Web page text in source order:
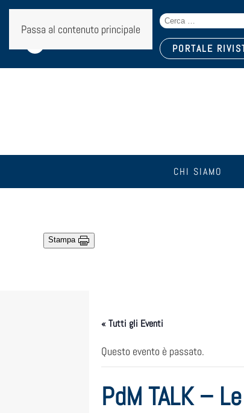
Passa al contenuto principale
Seguici sui social:
Search
for:
PORTALE
CHI SIAMO
Stampa
« Tutti gli Eventi
Questo evento è passato.
PdM TALK –